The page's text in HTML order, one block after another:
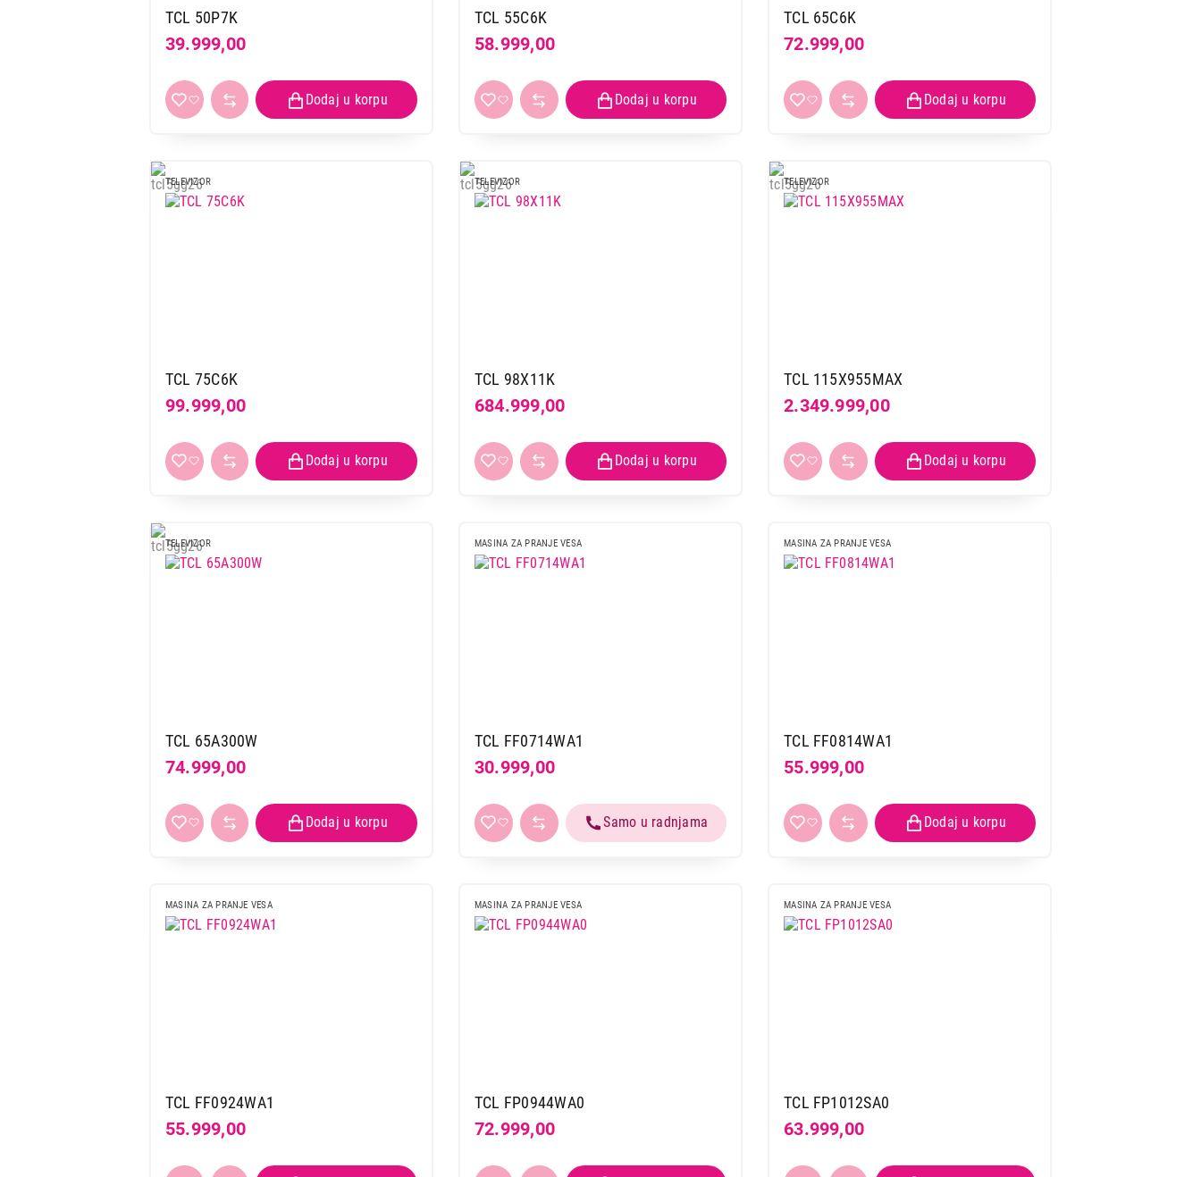
TCL 50P7K
39.999,00
TCL 55C6K
58.999,00
TCL 65C6K
72.999,00
TELEVIZOR
TCL 75C6K
99.999,00
TELEVIZOR
TCL 98X11K
684.999,00
TELEVIZOR
TCL 115X955MAX
2.349.999,00
TELEVIZOR
TCL 65A300W
74.999,00
MASINA ZA PRANJE VESA
TCL FF0714WA1
30.999,00
MASINA ZA PRANJE VESA
TCL FF0814WA1
55.999,00
MASINA ZA PRANJE VESA
TCL FF0924WA1
55.999,00
MASINA ZA PRANJE VESA
TCL FP0944WA0
72.999,00
MASINA ZA PRANJE VESA
TCL FP1012SA0
63.999,00